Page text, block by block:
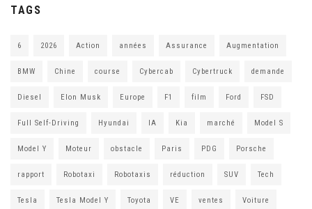
TAGS
6 2026 Action années Assurance Augmentation
BMW Chine course Cybercab Cybertruck demande
Diesel Elon Musk Europe F1 film Ford FSD
Full Self-Driving Hyundai IA Kia marché Model S
Model Y Moteur obstacle Paris PDG Porsche
rapport Robotaxi Robotaxis réduction SUV Tech
Tesla Tesla Model Y Toyota VE ventes Voiture